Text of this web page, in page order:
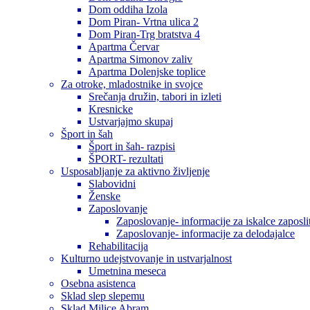
Dom oddiha Izola
Dom Piran- Vrtna ulica 2
Dom Piran-Trg bratstva 4
Apartma Červar
Apartma Simonov zaliv
Apartma Dolenjske toplice
Za otroke, mladostnike in svojce
Srečanja družin, tabori in izleti
Kresnicke
Ustvarjajmo skupaj
Šport in šah
Šport in šah- razpisi
ŠPORT- rezultati
Usposabljanje za aktivno življenje
Slabovidni
Ženske
Zaposlovanje
Zaposlovanje- informacije za iskalce
Zaposlovanje- informacije za delodajalce
Rehabilitacija
Kulturno udejstvovanje in ustvarjalnost
Umetnina meseca
Osebna asistenca
Sklad slep slepemu